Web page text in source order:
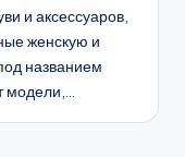
и аксессуаров,
женскую и
названием
модели,…